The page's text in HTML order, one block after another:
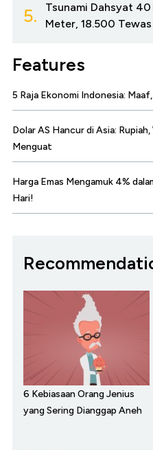
5.
Tsunami Dahsyat
Meter, 18.500
Features
5 Raja Ekonomi Indonesia:
Dolar AS Hancur di Asia:
Menguat
Harga Emas Mengamuk 4%
Hari!
6 Kebiasaan Orang Jenius
yang Sering Dianggap Aneh